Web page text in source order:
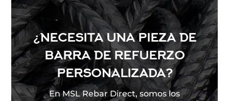
¿NECESITA UNA PIEZA DE
BARRA DE REFUERZO
PERSONALIZADA?
En MSL Rebar Direct, somos los